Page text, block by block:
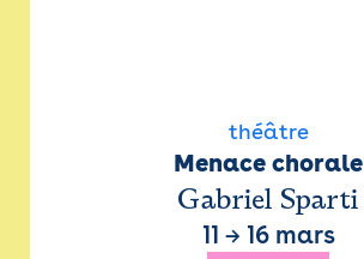
théâtre
Menace chorale
Gabriel Sparti
11 → 16 mars